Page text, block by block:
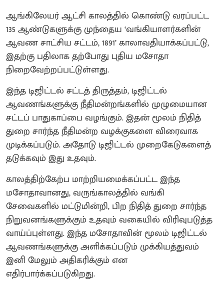
ஆங்கிலேயர் ஆட்சி காலத்தில் கொண்டு வரப்பட்ட
135 ஆண்டுகளுக்கு முந்தைய ‘வங்கியாளர்களின்
ஆவண சாட்சிய சட்டம், 1891’ காலாவதியாக்கப்பட்டு,
இதற்கு பதிலாக தற்போது புதிய மசோதா
நிறைவேற்றப்பட்டுள்ளது.
இந்த டிஜிட்டல் சட்டத் திருத்தம், டிஜிட்டல்
ஆவணங்களுக்கு நீதிமன்றங்களில் முழுமையான
சட்டப் பாதுகாப்பை வழங்கும். இதன் மூலம் நிதித்
துறை சார்ந்த நீதிமன்ற வழக்குகளை விரைவாக
முடிக்கப்படும். அதோடு டிஜிட்டல் முறைகேடுகளைத்
தடுக்கவும் இது உதவும்.
காலத்திற்கேற்ப மாற்றியமைக்கப்பட்ட இந்த
மசோதாவானது, வருங்காலத்தில் வங்கி
சேவைகளில் மட்டுமின்றி, பிற நிதித் துறை சார்ந்த
நிறுவனங்களுக்கும் உதவும் வகையில் விரிவுபடுத்த
வாய்ப்புள்ளது. இந்த மசோதாவின் மூலம் டிஜிட்டல்
ஆவணங்களுக்கு அளிக்கப்படும் முக்கியத்துவம்
இனி மேலும் அதிகரிக்கும் என
எதிர்பார்க்கப்படுகிறது.